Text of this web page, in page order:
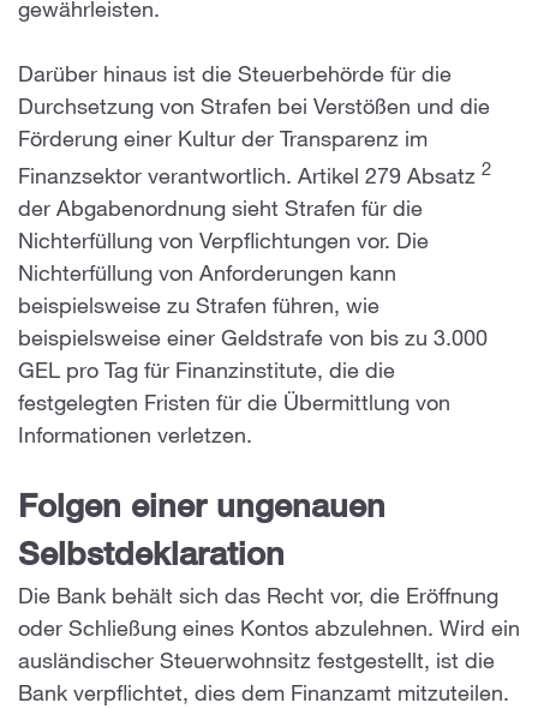
gewährleisten.
Darüber hinaus ist die Steuerbehörde für die
Durchsetzung von Strafen bei Verstößen und die
Förderung einer Kultur der Transparenz im
Finanzsektor verantwortlich. Artikel 279 Absatz 2
der Abgabenordnung sieht Strafen für die
Nichterfüllung von Verpflichtungen vor. Die
Nichterfüllung von Anforderungen kann
beispielsweise zu Strafen führen, wie
beispielsweise einer Geldstrafe von bis zu 3.000
GEL pro Tag für Finanzinstitute, die die
festgelegten Fristen für die Übermittlung von
Informationen verletzen.
Folgen einer ungenauen
Selbstdeklaration
Die Bank behält sich das Recht vor, die Eröffnung
oder Schließung eines Kontos abzulehnen. Wird ein
ausländischer Steuerwohnsitz festgestellt, ist die
Bank verpflichtet, dies dem Finanzamt mitzuteilen.